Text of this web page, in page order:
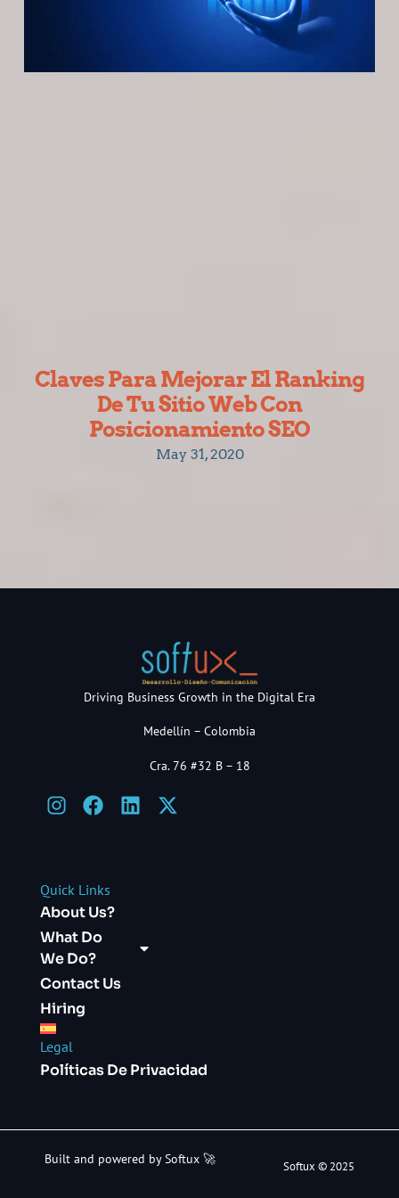
Claves Para Mejorar El Ranking
De Tu Sitio Web Con
Posicionamiento SEO
May 31, 2020
Driving Business Growth in the Digital Era
Medellín – Colombia
Cra. 76 #32 B – 18
Quick Links
About Us?
What Do
We Do?
Contact Us
Hiring
Legal
Políticas De Privacidad
Built and powered by Softux 🚀 Softux © 2025